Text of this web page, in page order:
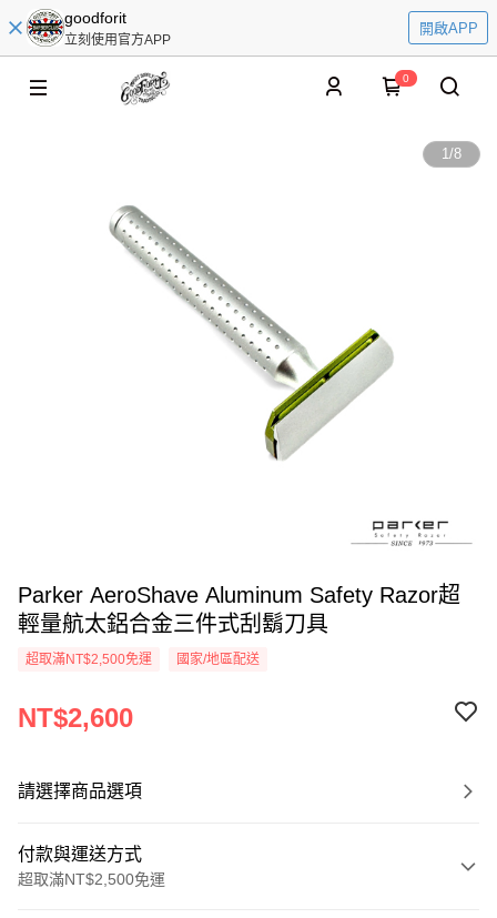
goodforit
立刻使用官方APP
開啟APP
0
1/8
Parker AeroShave Aluminum Safety Razor超
輕量航太鋁合金三件式刮鬍刀具
超取滿NT$2,500免運 國家/地區配送
NT$2,600
請選擇商品選項
付款與運送方式
超取滿NT$2,500免運